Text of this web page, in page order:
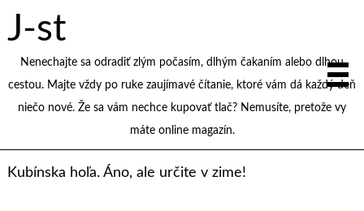
J-st
Nenechajte sa odradiť zlým počasím, dlhým čakaním alebo dlhou
cestou. Majte vždy po ruke zaujímavé čítanie, ktoré vám dá každý deň
niečo nové. Že sa vám nechce kupovať tlač? Nemusíte, pretože vy
máte online magazín.
Kubínska hoľa. Áno, ale určite v zime!